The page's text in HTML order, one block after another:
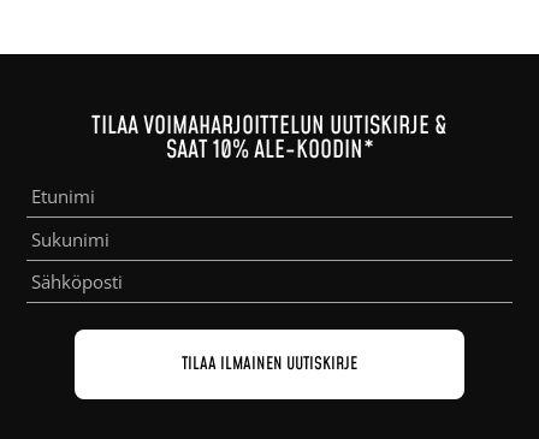
TILAA VOIMAHARJOITTELUN UUTISKIRJE &
SAAT 10% ALE-KOODIN*